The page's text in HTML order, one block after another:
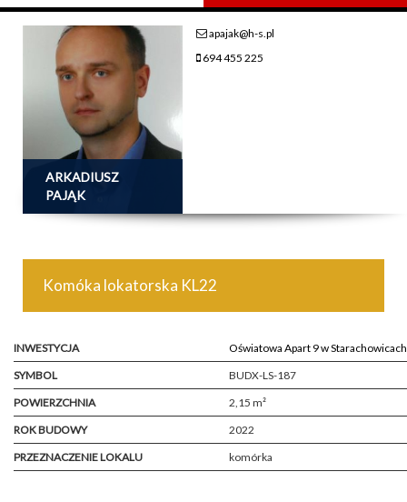
ARKADIUSZ
PAJĄK
apajak@h-s.pl
694 455 225
Komóka lokatorska KL22
INWESTYCJA
Oświatowa Apart 9 w Starachowicach
SYMBOL
BUDX-LS-187
POWIERZCHNIA
2,15 m²
ROK BUDOWY
2022
PRZEZNACZENIE LOKALU
komórka